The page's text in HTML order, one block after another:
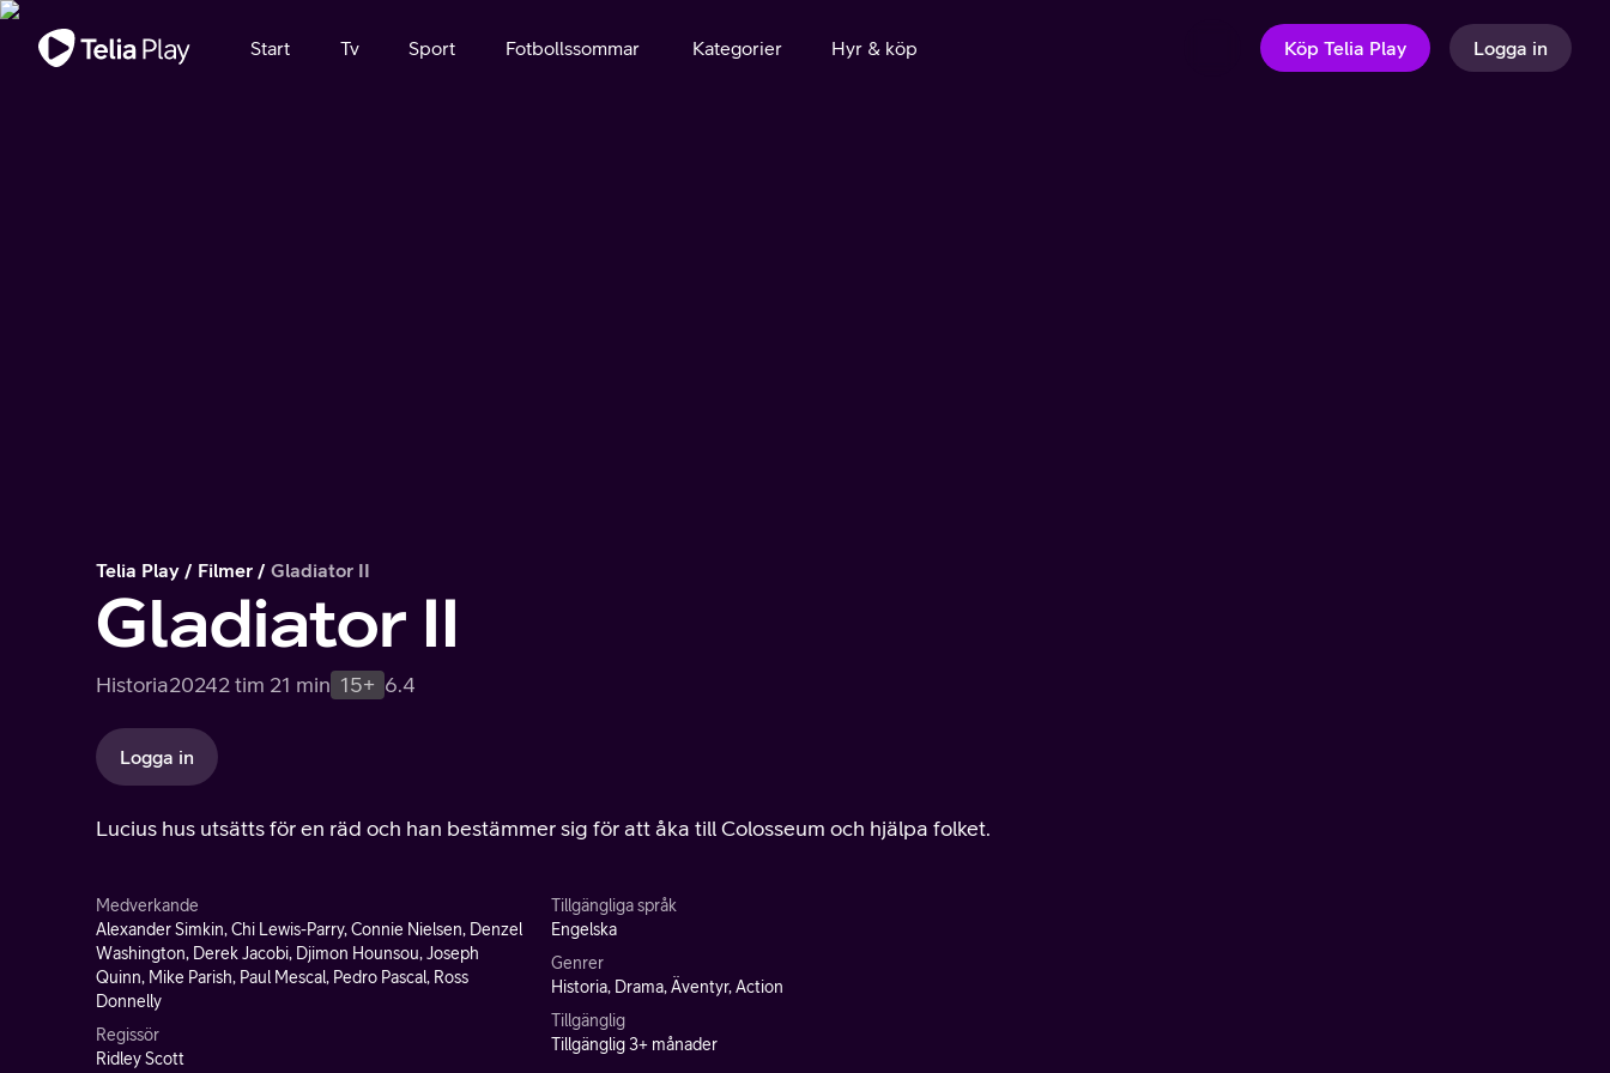
Viktigt meddelande
Start Tv Sport Fotbollssommar Kategorier Hyr & köp Köp Telia Play Logga in
Telia Play Filmer Gladiator II
Gladiator II
Historia20242 tim 21 min 15+ 6.4
Logga in
Lucius hus utsätts för en räd och han bestämmer sig för att åka till Colosseum och hjälpa folket.
Medverkande
Alexander Simkin, Chi Lewis-Parry, Connie Nielsen, Denzel
Washington, Derek Jacobi, Djimon Hounsou, Joseph
Quinn, Mike Parish, Paul Mescal, Pedro Pascal, Ross
Donnelly
Regissör
Ridley Scott
Tillgängliga språk
Engelska
Genrer
Historia, Drama, Äventyr, Action
Tillgänglig
Tillgänglig 3+ månader